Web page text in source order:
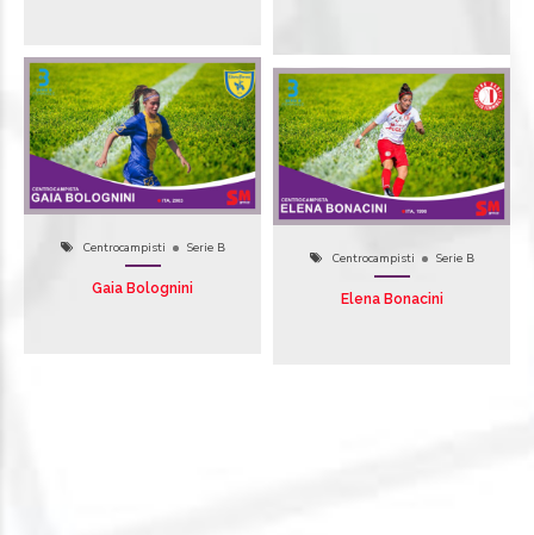
Centrocampisti Serie B
Gaia Bolognini
Centrocampisti Serie B
Elena Bonacini